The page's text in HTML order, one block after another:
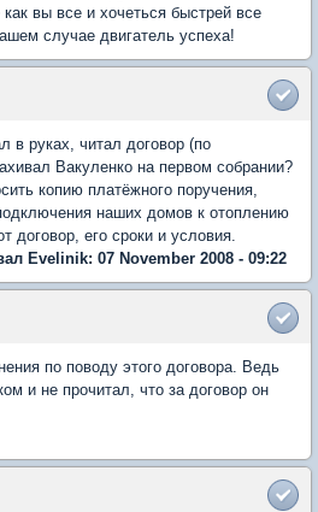
вы все и хочеться быстрей все
случае двигатель успеха!
в руках, читал договор (по
Вакуленко на первом собрании?
копию платёжного поручения,
наших домов к отоплению
договор, его сроки и условия.
Evelinik: 07 November 2008 - 09:22
по поводу этого договора. Ведь
и не прочитал, что за договор он